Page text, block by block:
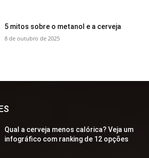
5 mitos sobre o metanol e a cerveja
8 de outubro de 2025
Qual a cerveja menos calórica? Veja um
infográfico com ranking de 12 opções